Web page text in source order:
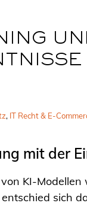
, IT Recht & E-
mit der
KI-
sich